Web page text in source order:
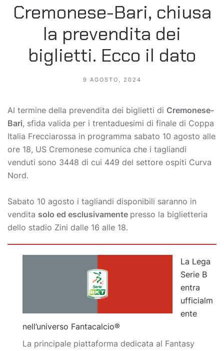
Cremonese-Bari, chiusa
la prevendita dei
biglietti. Ecco il dato
9 AGOSTO, 2024
Al termine della prevendita dei biglietti di Cremonese-
Bari, sfida valida per i trentaduesimi di finale di Coppa
Italia Frecciarossa in programma sabato 10 agosto alle
ore 18, US Cremonese comunica che i tagliandi
venduti sono 3448 di cui 449 del settore ospiti Curva
Nord.
Sabato 10 agosto i tagliandi disponibili saranno in
vendita solo ed esclusivamente presso la biglietteria
dello stadio Zini dalle 16 alle 18.
La Lega
Serie B
entra
ufficialm
ente
nell’universo Fantacalcio®
La principale piattaforma dedicata al Fantasy